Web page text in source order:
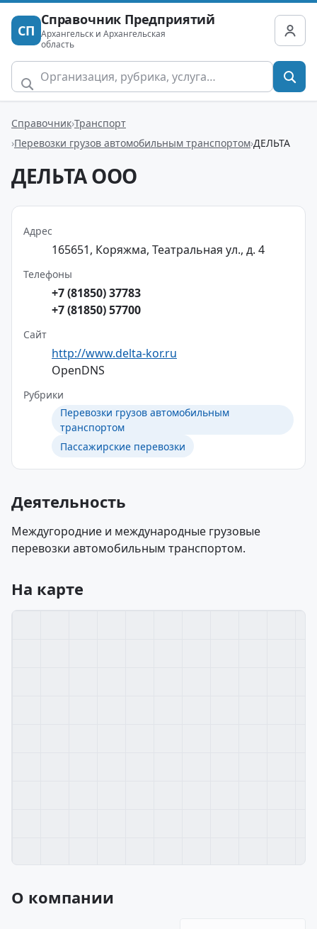
СП
Справочник Предприятий
Архангельск и Архангельская
область
Справочник Транспорт
Перевозки грузов автомобильным транспортом ДЕЛЬТА
ДЕЛЬТА ООО
Адрес
165651, Коряжма, Театральная ул., д. 4
Телефоны
+7 (81850) 37783
+7 (81850) 57700
Сайт
http://www.delta-kor.ru
OpenDNS
Рубрики
Перевозки грузов автомобильным
транспортом
Пассажирские перевозки
Деятельность
Междугородние и международные грузовые
перевозки автомобильным транспортом.
На карте
О компании